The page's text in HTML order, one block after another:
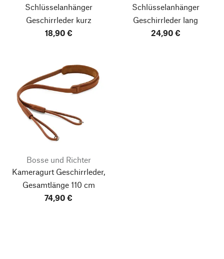
Schlüsselanhänger
Geschirrleder kurz
18,90 €
Schlüsselanhänger
Geschirrleder lang
24,90 €
Bosse und Richter
Kameragurt Geschirrleder,
Gesamtlänge 110 cm
74,90 €